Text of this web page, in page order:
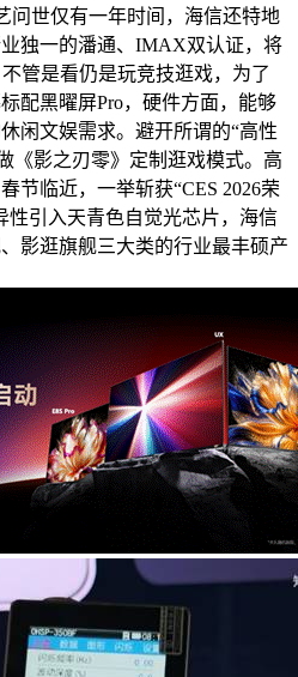
问世仅有一年时间，海信还特地
独一的潘通、IMAX双认证，将
管是看仍是玩竞技逛戏，为了
配黑曜屏Pro，硬件方面，能够
闲文娱需求。避开所谓的“高性
《影之刃零》定制逛戏模式。高
节临近，一举斩获“CES 2026荣
性引入天青色自觉光芯片，海信
影逛旗舰三大类的行业最丰硕产